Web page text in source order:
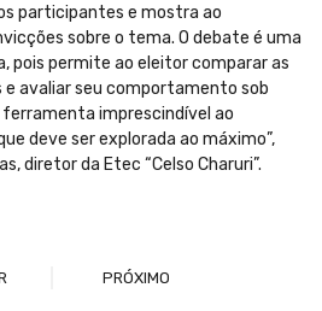
participantes e mostra ao
sobre o tema. O debate é uma
pois permite ao eleitor comparar as
avaliar seu comportamento sob
imprescindível ao
deve ser explorada ao máximo”,
diretor da Etec “Celso Charuri”.
PRÓXIMO